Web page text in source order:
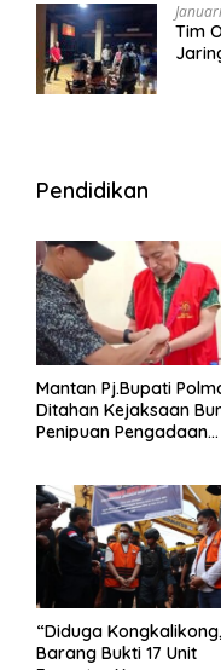
Tim
Pendidikan
Mantan Pj.Bupati
Ditahan Kejaksaan
Penipuan Pengadaan
“Diduga Kongkalikong,
Barang Bukti 17 Unit